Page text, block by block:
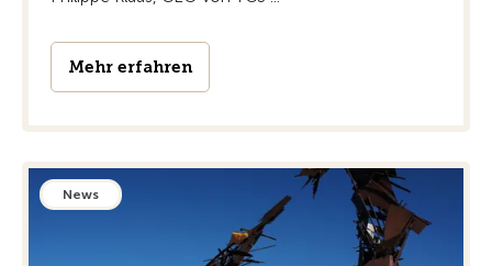
Mehr erfahren
News